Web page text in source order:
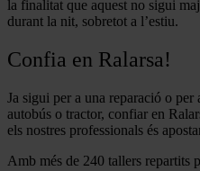
la finalitat que aquest no sigui
durant la nit, sobretot a l’estiu.
Confia en Ralarsa!
Ja sigui per a una reparació o
autobús o tractor, confiar en
els nostres professionals és
Amb més de 240 tallers repartits